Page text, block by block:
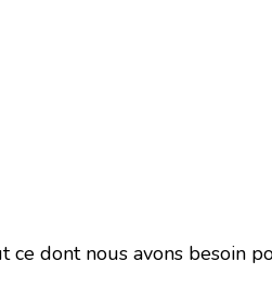
dont nous avons besoin